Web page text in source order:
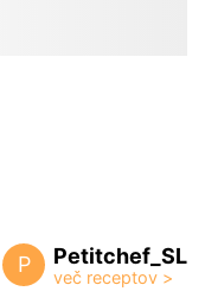
P Petitchef_SL